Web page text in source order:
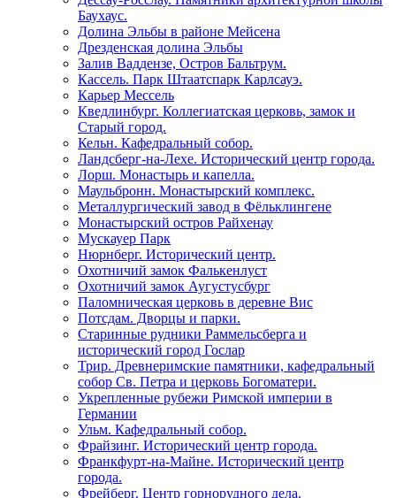
Баухаус.
Долина Эльбы в районе Мейсена
Дрезденская долина Эльбы
Залив Ваддензе, Остров Бальтрум.
Кассель. Парк Штаатспарк Карлсауэ.
Карьер Мессель
Кведлинбург. Коллегиатская церковь, замок и
Старый город.
Кельн. Кафедральный собор.
Ландсберг-на-Лехе. Исторический центр города.
Лорш. Монастырь и капелла.
Маульбронн. Монастырский комплекс.
Металлургический завод в Фёльклингене
Монастырский остров Райхенау
Мускауер Парк
Нюрнберг. Исторический центр.
Охотничий замок Фалькенлуст
Охотничий замок Аугустусбург
Паломническая церковь в деревне Вис
Потсдам. Дворцы и парки.
Старинные рудники Раммельсберга и
исторический город Гослар
Трир. Древнеримские памятники, кафедральный
собор Св. Петра и церковь Богоматери.
Укрепленные рубежи Римской империи в
Германии
Ульм. Кафедральный собор.
Фрайзинг. Исторический центр города.
Франкфурт-на-Майне. Исторический центр
города.
Фрейберг. Центр горнорудного дела.